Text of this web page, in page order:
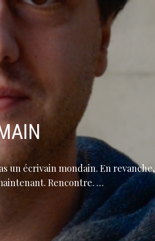
un écrivain mondain. En revanche,
Rencontre. …